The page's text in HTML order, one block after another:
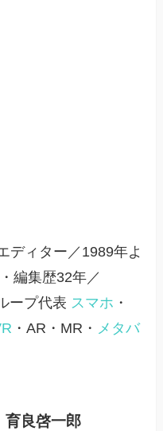
ディター／1989年よ
編集歴32年／
ープ代表 スマホ ・
・AR・MR・ メタバ
良啓一郎